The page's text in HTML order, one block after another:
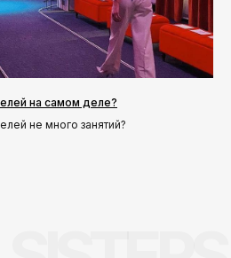
на самом деле?
не много занятий?